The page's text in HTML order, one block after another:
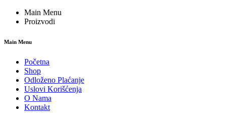
Main Menu
Proizvodi
Main Menu
Početna
Shop
Odloženo Plaćanje
Uslovi Korišćenja
O Nama
Kontakt